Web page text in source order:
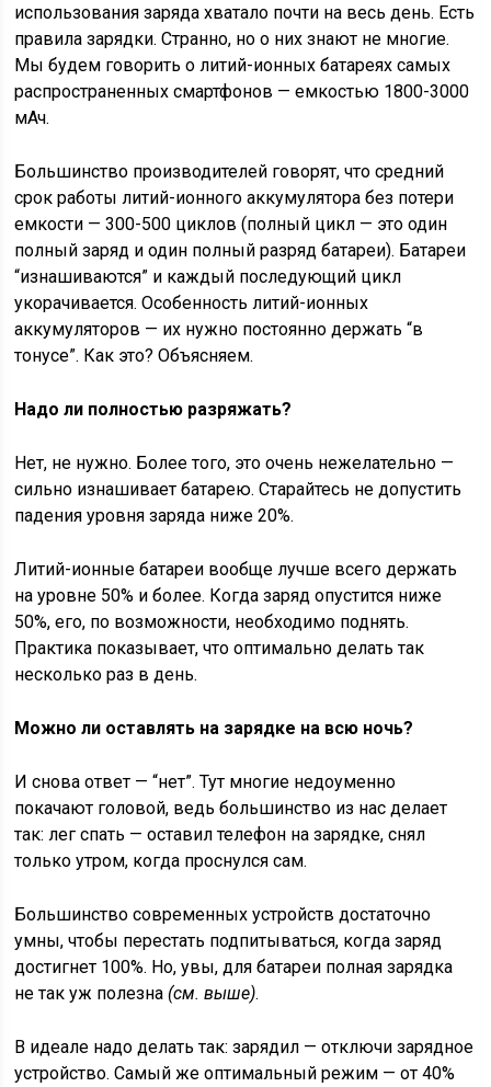
использования заряда хватало почти на весь день. Есть
правила зарядки. Странно, но о них знают не многие.
Мы будем говорить о литий-ионных батареях самых
распространенных смартфонов — емкостью 1800-3000
мАч.
Большинство производителей говорят, что средний
срок работы литий-ионного аккумулятора без потери
емкости — 300-500 циклов (полный цикл — это один
полный заряд и один полный разряд батареи). Батареи
“изнашиваются” и каждый последующий цикл
укорачивается. Особенность литий-ионных
аккумуляторов — их нужно постоянно держать “в
тонусе”. Как это? Объясняем.
Надо ли полностью разряжать?
Нет, не нужно. Более того, это очень нежелательно —
сильно изнашивает батарею. Старайтесь не допустить
падения уровня заряда ниже 20%.
Литий-ионные батареи вообще лучше всего держать
на уровне 50% и более. Когда заряд опустится ниже
50%, его, по возможности, необходимо поднять.
Практика показывает, что оптимально делать так
несколько раз в день.
Можно ли оставлять на зарядке на всю ночь?
И снова ответ — “нет”. Тут многие недоуменно
покачают головой, ведь большинство из нас делает
так: лег спать — оставил телефон на зарядке, снял
только утром, когда проснулся сам.
Большинство современных устройств достаточно
умны, чтобы перестать подпитываться, когда заряд
достигнет 100%. Но, увы, для батареи полная зарядка
не так уж полезна (см. выше).
В идеале надо делать так: зарядил — отключи зарядное
устройство. Самый же оптимальный режим — от 40%